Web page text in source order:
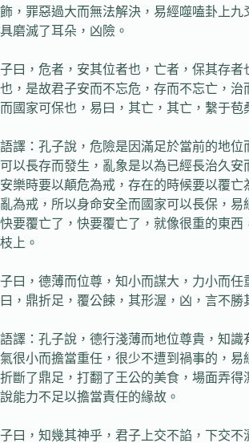
飾，罪惡過大而無法解決，易經噬嗑卦上九
具磨滅了耳朵，凶險。
子曰，危者，安其位者也，亡者，保其存者
也，是故君子安而不忘危，存而不忘亡，治
而國家可保也，易曰，其亡，其亡，繫于苞
語譯：孔子說，危險是因滿足於當前的地位
可以長存而發生，亂象是以為已經長治久安
安樂時要以顛危為戒，存在的時候要以覆亡
亂為戒，所以身命安全而國家可以長保，易
快要覆亡了，快要覆亡了，就像很重的東西
枝上。
子曰，德薄而位尊，知小而謀大，力小而任
曰，鼎折足，覆公餗，其形渥，凶，言不勝
語譯：孔子說，德行淺薄而地位尊貴，知識
氣很小而擔當重任，很少不遭到禍事的，易
折斷了鼎足，打翻了王公的美食，場面弄得
說能力不足以擔當責任的緣故。
子曰，知幾其神乎，君子上交不諂，下交不